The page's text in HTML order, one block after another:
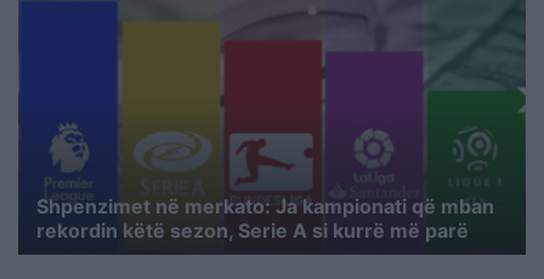
Shpenzimet në merkato: Ja kampionati që mban
rekordin këtë sezon, Serie A si kurrë më parë